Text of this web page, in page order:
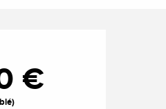
€